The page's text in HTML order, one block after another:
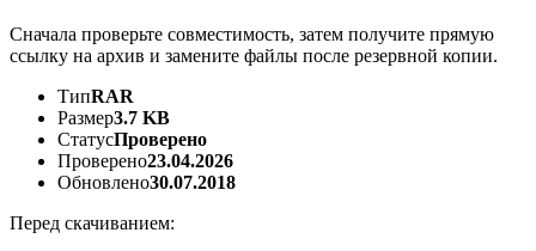
Сначала проверьте совместимость, затем получите прямую
ссылку на архив и замените файлы после резервной копии.
ТипRAR
Размер3.7 KB
СтатусПроверено
Проверено23.04.2026
Обновлено30.07.2018
Перед скачиванием: